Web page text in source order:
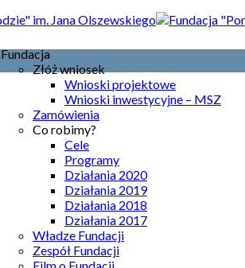
Fundacja
Złóż wniosek
Wnioski projektowe
Wnioski inwestycyjne – MSZ
Zamówienia
Co robimy?
Cele
Programy
Działania 2020
Działania 2019
Działania 2018
Działania 2017
Władze Fundacji
Zespół Fundacji